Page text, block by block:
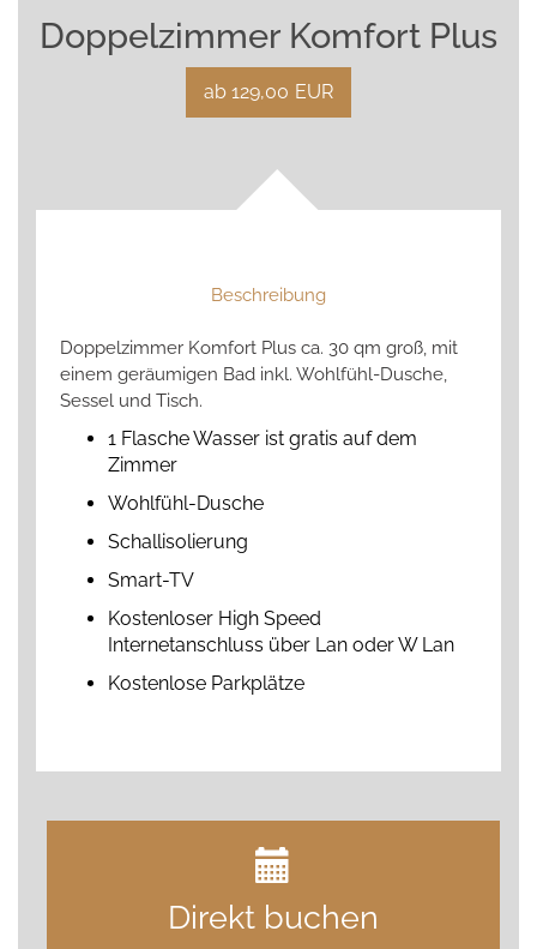
Doppelzimmer Komfort Plus
ab 129,00 EUR
Beschreibung
Doppelzimmer Komfort Plus ca. 30 qm groß, mit
einem geräumigen Bad inkl. Wohlfühl-Dusche,
Sessel und Tisch.
1 Flasche Wasser ist gratis auf dem
Zimmer
Wohlfühl-Dusche
Schallisolierung
Smart-TV
Kostenloser High Speed
Internetanschluss über Lan oder W Lan
Kostenlose Parkplätze
Direkt buchen